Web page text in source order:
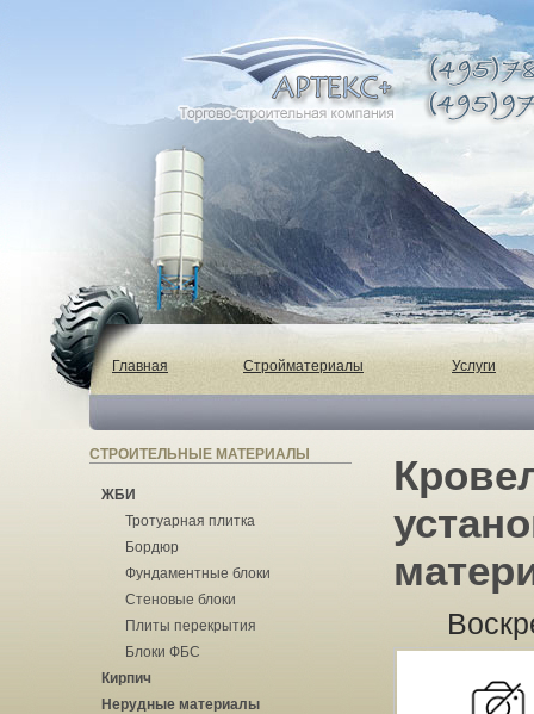
Главная Стройматериалы Услуги
СТРОИТЕЛЬНЫЕ МАТЕРИАЛЫ
ЖБИ
Тротуарная плитка
Бордюр
Фундаментные блоки
Стеновые блоки
Плиты перекрытия
Блоки ФБС
Кирпич
Нерудные материалы